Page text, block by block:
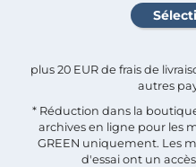
plus 20 EUR de frais de
autres
* Réduction dans la
archives en ligne pour les
GREEN uniquement. Les
d'essai ont un